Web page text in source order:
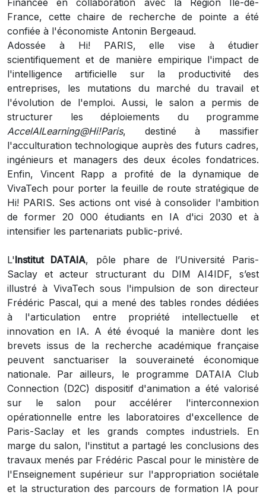
France, cette chaire de recherche de pointe a été
confiée à l'économiste Antonin Bergeaud.
Adossée à Hi! PARIS, elle vise à étudier
scientifiquement et de manière empirique l'impact de
l'intelligence artificielle sur la productivité des
entreprises, les mutations du marché du travail et
l'évolution de l'emploi. Aussi, le salon a permis de
structurer les déploiements du programme
AccelAILearning@Hi!Paris, destiné à massifier
l'acculturation technologique auprès des futurs cadres,
ingénieurs et managers des deux écoles fondatrices.
Enfin, Vincent Rapp a profité de la dynamique de
VivaTech pour porter la feuille de route stratégique de
Hi! PARIS. Ses actions ont visé à consolider l'ambition
de former 20 000 étudiants en IA d'ici 2030 et à
intensifier les partenariats public-privé.
L'Institut DATAIA, pôle phare de l’Université Paris-
Saclay et acteur structurant du DIM AI4IDF, s’est
illustré à VivaTech sous l'impulsion de son directeur
Frédéric Pascal, qui a mené des tables rondes dédiées
à l'articulation entre propriété intellectuelle et
innovation en IA. A été évoqué la manière dont les
brevets issus de la recherche académique française
peuvent sanctuariser la souveraineté économique
nationale. Par ailleurs, le programme DATAIA Club
Connection (D2C) dispositif d'animation a été valorisé
sur le salon pour accélérer l'interconnexion
opérationnelle entre les laboratoires d'excellence de
Paris-Saclay et les grands comptes industriels. En
marge du salon, l'institut a partagé les conclusions des
travaux menés par Frédéric Pascal pour le ministère de
l'Enseignement supérieur sur l'appropriation sociétale
et la structuration des parcours de formation IA pour